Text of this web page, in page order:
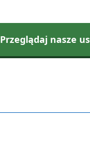
Przeglądaj nasze